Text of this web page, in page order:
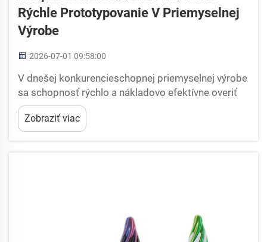
Rýchle Prototypovanie V Priemyselnej
Výrobe
2026-07-01 09:58:00
V dnešej konkurencieschopnej priemyselnej výrobe
sa schopnosť rýchlo a nákladovo efektívne overiť
návrhy stala kritickou konkurenčnou výhodou.
Služba rýchleho prototypovania umožňuje
výrobcom premieniť digitálne návrhy na fyzické
Zobraziť viac